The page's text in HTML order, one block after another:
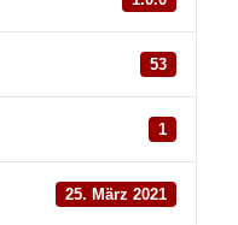
53
1
25. März 2021